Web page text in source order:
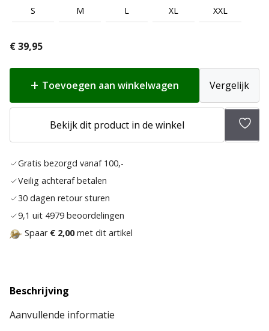
S M L XL XXL
€39,95
Toevoegen aan winkelwagen Vergelijk
Bekijk dit product in de winkel
Gratis bezorgd vanaf 100,-
Veilig achteraf betalen
30 dagen retour sturen
9,1 uit 4979 beoordelingen
Spaar € 2,00met dit artikel
Beschrijving
Aanvullende informatie